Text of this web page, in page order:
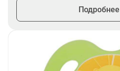
Подробнее